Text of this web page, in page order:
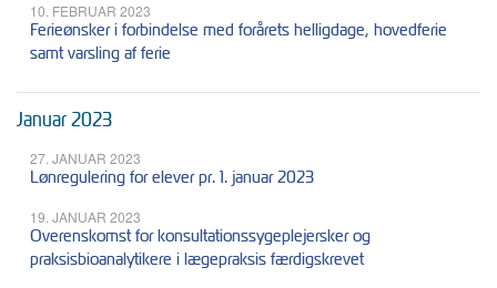
10. FEBRUAR 2023
Ferieønsker i forbindelse med forårets helligdage, hovedferie
samt varsling af ferie
Januar 2023
27. JANUAR 2023
Lønregulering for elever pr. 1. januar 2023
19. JANUAR 2023
Overenskomst for konsultationssygeplejersker og
praksisbioanalytikere i lægepraksis færdigskrevet